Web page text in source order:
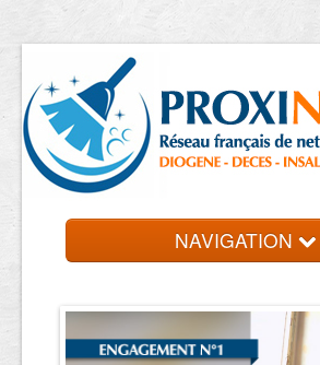
NAVIGATION